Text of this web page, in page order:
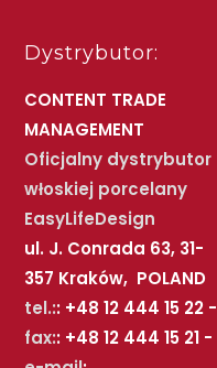
Dystrybutor:
CONTENT TRADE
MANAGEMENT
Oficjalny dystrybutor
włoskiej porcelany
EasyLifeDesign
ul. J. Conrada 63, 31-
357 Kraków, POLAND
tel.:: +48 12 444 15 22 -
fax:: +48 12 444 15 21 -